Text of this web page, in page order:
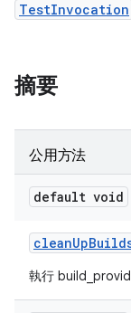
TestInvocation
摘要
公用方法
default void
cleanUp
執行